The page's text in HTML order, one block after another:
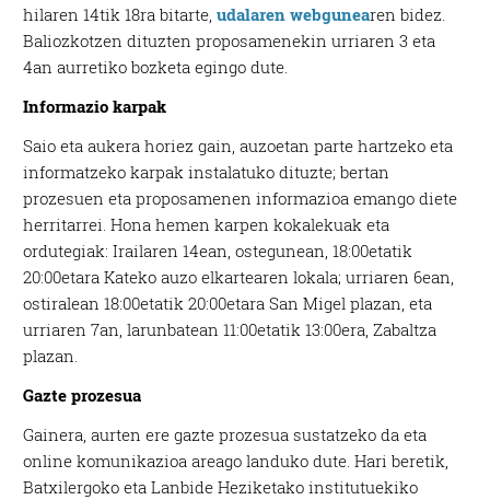
hilaren 14tik 18ra bitarte,udalaren webgunearen bidez.
Baliozkotzen dituzten proposamenekin urriaren 3 eta
4an aurretiko bozketa egingo dute.
Informazio karpak
Saio eta aukera horiez gain, auzoetan parte hartzeko eta
informatzeko karpak instalatuko dituzte; bertan
prozesuen eta proposamenen informazioa emango diete
herritarrei. Hona hemen karpen kokalekuak eta
ordutegiak: Irailaren 14ean, ostegunean, 18:00etatik
20:00etara Kateko auzo elkartearen lokala; urriaren 6ean,
ostiralean 18:00etatik 20:00etara San Migel plazan, eta
urriaren 7an, larunbatean 11:00etatik 13:00era, Zabaltza
plazan.
Gazte prozesua
Gainera, aurten ere gazte prozesua sustatzeko da eta
online komunikazioa areago landuko dute. Hari beretik,
Batxilergoko eta Lanbide Heziketako institutuekiko